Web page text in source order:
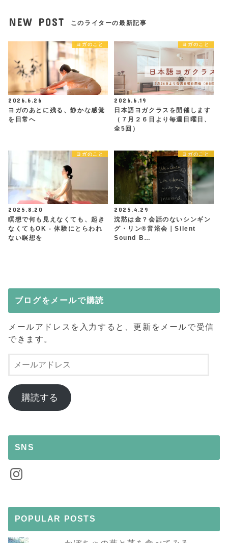
NEW POST このライターの最新記事
ヨガのこと
2026.6.26
ヨガのあとに残る、静かな感覚
を日常へ
ヨガのこと
2026.6.19
日本語ヨガクラスを開催します
（７月２６日より毎週日曜日、
全5回）
ヨガのこと
2025.8.20
瞑想で何も見えなくても、起き
なくてもOK - 体験にとらわれ
ない瞑想を
ヨガのこと
2025.4.29
沈黙は金？会話のないシンギン
グ・リン®︎音浴会｜Silent
Sound B…
ブログをメールで購読
メールアドレスを入力すると、更新をメールで受信
できます。
ル
ア
ド
購読する
SNS
Instagram
POPULAR POSTS